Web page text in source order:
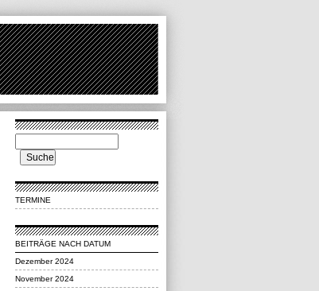
TERMINE
BEITRÄGE NACH DATUM
Dezember 2024
November 2024